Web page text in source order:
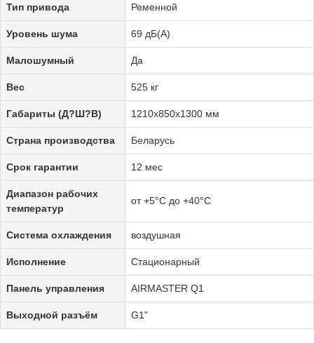
Тип привода Ременной
Уровень шума 69 дБ(А)
Малошумный Да
Вес 525 кг
Габариты (Д?Ш?В) 1210х850х1300 мм
Страна производства Беларусь
Срок гарантии 12 мес
Диапазон рабочих
температур
от +5°C до +40°C
Система охлаждения воздушная
Исполнение Стационарный
Панель управления AIRMASTER Q1
Выходной разъём G1"